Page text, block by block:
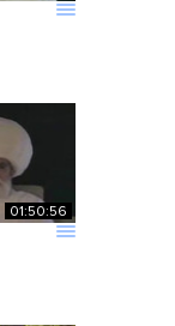
01:50:56